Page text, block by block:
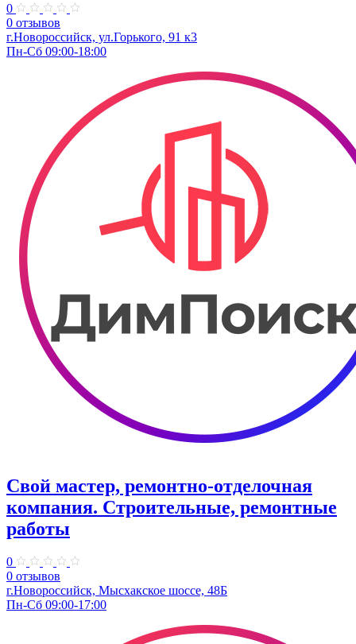
0
0 отзывов
г.Новороссийск, ул.Горького, 91 к3
Пн-Сб 09:00-18:00
Свой мастер, ремонтно-отделочная
компания. Строительные, ремонтные
работы
0
0 отзывов
г.Новороссийск, Мысхакское шоссе, 48Б
Пн-Сб 09:00-17:00